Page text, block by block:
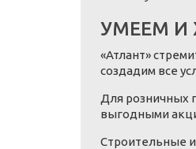
УМЕЕМ И
«Атлант»
создадим все
Для розничных
выгодными
Строительные и